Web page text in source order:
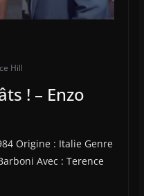
Hill
! – Enzo
Origine : Italie Genre
Avec : Terence